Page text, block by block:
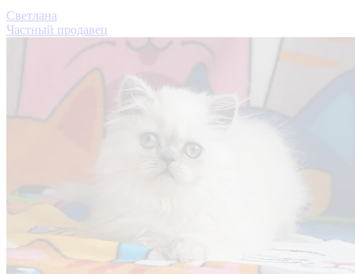
Светлана
Частный продавец